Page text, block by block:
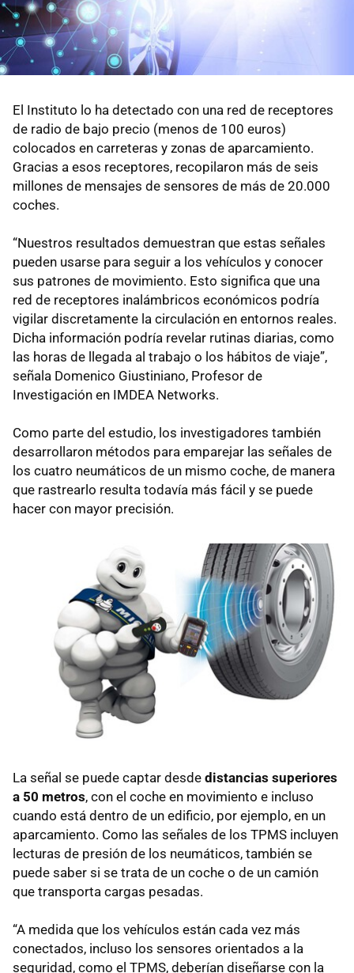
El Instituto lo ha detectado con una red de receptores
de radio de bajo precio (menos de 100 euros)
colocados en carreteras y zonas de aparcamiento.
Gracias a esos receptores, recopilaron más de seis
millones de mensajes de sensores de más de 20.000
coches.
“Nuestros resultados demuestran que estas señales
pueden usarse para seguir a los vehículos y conocer
sus patrones de movimiento. Esto significa que una
red de receptores inalámbricos económicos podría
vigilar discretamente la circulación en entornos reales.
Dicha información podría revelar rutinas diarias, como
las horas de llegada al trabajo o los hábitos de viaje”,
señala Domenico Giustiniano, Profesor de
Investigación en IMDEA Networks.
Como parte del estudio, los investigadores también
desarrollaron métodos para emparejar las señales de
los cuatro neumáticos de un mismo coche, de manera
que rastrearlo resulta todavía más fácil y se puede
hacer con mayor precisión.
La señal se puede captar desde distancias superiores
a 50 metros, con el coche en movimiento e incluso
cuando está dentro de un edificio, por ejemplo, en un
aparcamiento. Como las señales de los TPMS incluyen
lecturas de presión de los neumáticos, también se
puede saber si se trata de un coche o de un camión
que transporta cargas pesadas.
“A medida que los vehículos están cada vez más
conectados, incluso los sensores orientados a la
seguridad, como el TPMS, deberían diseñarse con la